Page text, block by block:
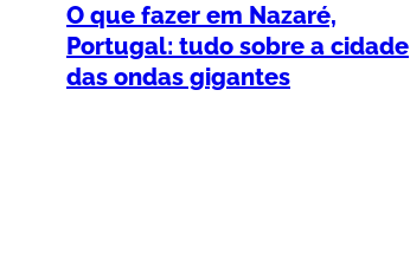
O que fazer em Nazaré,
Portugal: tudo sobre a cidade
das ondas gigantes